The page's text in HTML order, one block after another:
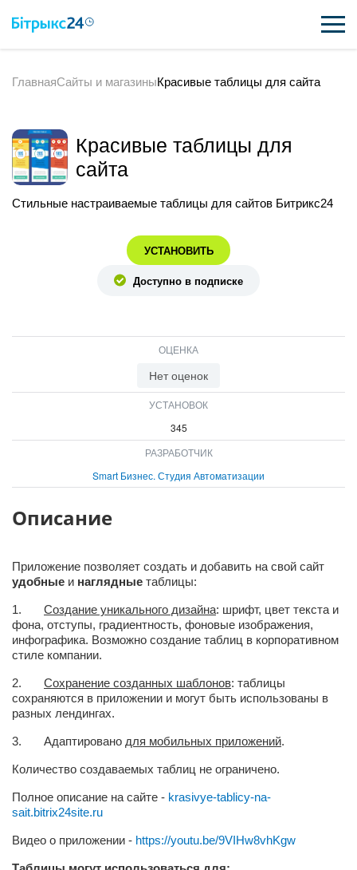
ВОЗМОЖНОСТИ
ИНТЕГРАЦИИ
ВХОД
ГлавнаяСайты и магазиныКрасивые таблицы для сайта
Красивые таблицы для
сайта
Стильные настраиваемые таблицы для сайтов Битрикс24
УСТАНОВИТЬ
Доступно в подписке
ОЦЕНКА
Нет оценок
УСТАНОВОК
345
РАЗРАБОТЧИК
Smart Бизнес. Студия Автоматизации
Описание
Приложение позволяет создать и добавить на свой сайт
удобные и наглядные таблицы:
1. Создание уникального дизайна: шрифт, цвет текста и
фона, отступы, градиентность, фоновые изображения,
инфографика. Возможно создание таблиц в корпоративном
стиле компании.
2. Сохранение созданных шаблонов: таблицы
сохраняются в приложении и могут быть использованы в
разных лендингах.
3. Адаптировано для мобильных приложений.
Количество создаваемых таблиц не ограничено.
Полное описание на сайте - krasivye-tablicy-na-
sait.bitrix24site.ru
Видео о приложении - https://youtu.be/9VIHw8vhKgw